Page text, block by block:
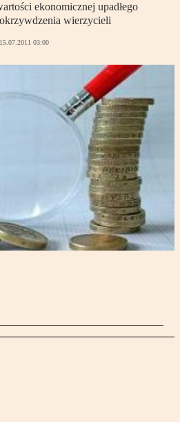
ekonomicznej upadłego
wierzycieli
15.07.2011 03:00